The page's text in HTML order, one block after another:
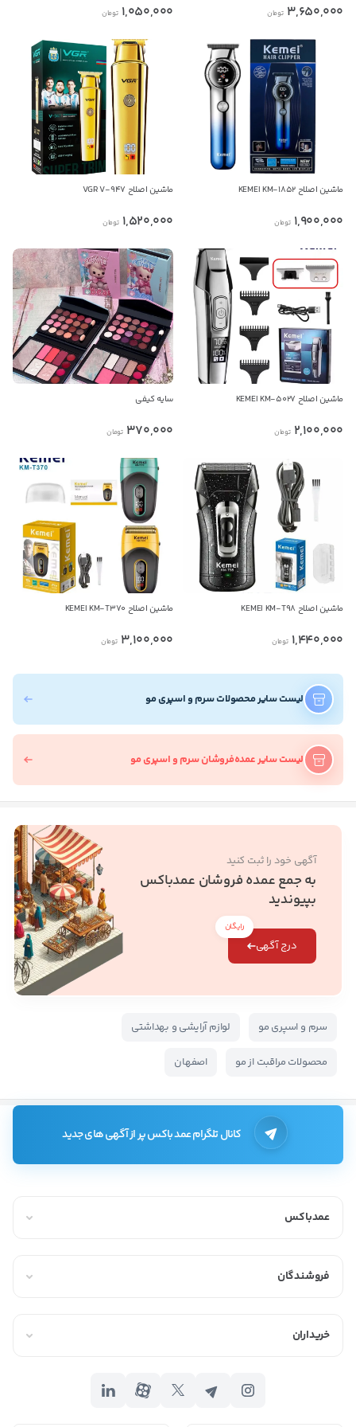
3,650,000 تومان 1,050,000 تومان
ماشین اصلاح KEMEI KM-1852
1,900,000 تومان
ماشین اصلاح VGR V-947
1,520,000 تومان
ماشین اصلاح KEMEI KM-5027
2,100,000 تومان
سایه کیفی
370,000 تومان
ماشین اصلاح KEMEI KM-T98
1,440,000 تومان
ماشین اصلاح KEMEI KM-T370
3,100,000 تومان
لیست سایر محصولات سرم و اسپری مو
لیست سایر عمده‌فروشان سرم و اسپری مو
آگهی خود را ثبت کنید
به جمع عمده فروشان عمدباکس
بپیوندید
درج آگهی
رایگان
سرم و اسپری مو لوازم آرایشی و بهداشتی
محصولات مراقبت از مو اصفهان
کانال تلگرام عمد باکس پر از آگهی های جدید
عمدباکس
فروشندگان
خریداران